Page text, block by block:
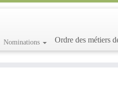
Nominations Ordre des métiers